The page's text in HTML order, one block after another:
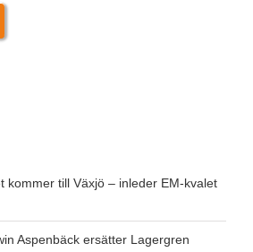
kommer till Växjö – inleder EM-kvalet
Aspenbäck ersätter Lagergren